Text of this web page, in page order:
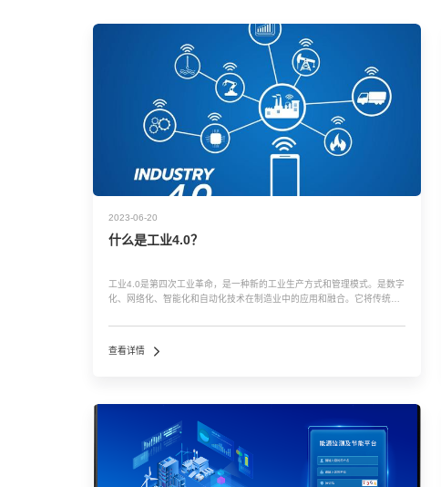
2023-06-20
什么是工业4.0？
工业4.0是第四次工业革命，是一种新的工业生产方式和管理模式。是数字
化、网络化、智能化和自动化技术在制造业中的应用和融合。它将传统的
工业4.0的主...…
查看详情